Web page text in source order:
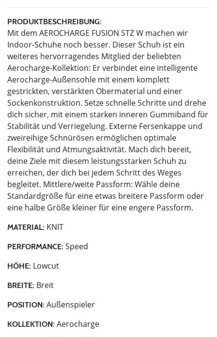
PRODUKTBESCHREIBUNG:
Mit dem AEROCHARGE FUSION STZ W machen wir
Indoor-Schuhe noch besser. Dieser Schuh ist ein
weiteres hervorragendes Mitglied der beliebten
Aerocharge-Kollektion: Er verbindet eine intelligente
Aerocharge-Außensohle mit einem komplett
gestrickten, verstärkten Obermaterial und einer
Sockenkonstruktion. Setze schnelle Schritte und drehe
dich sicher, mit einem starken inneren Gummiband für
Stabilität und Verriegelung. Externe Fersenkappe und
zweireihige Schnürösen ermöglichen optimale
Flexibilität und Atmungsaktivität. Mach dich bereit,
deine Ziele mit diesem leistungsstarken Schuh zu
erreichen, der dich bei jedem Schritt des Weges
begleitet. Mittlere/weite Passform: Wähle deine
Standardgröße für eine etwas breitere Passform oder
eine halbe Größe kleiner für eine engere Passform.
MATERIAL: KNIT
PERFORMANCE: Speed
HÖHE: Lowcut
BREITE: Breit
POSITION: Außenspieler
KOLLEKTION: Aerocharge